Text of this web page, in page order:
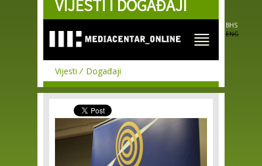
Skip to
main
VIJESTI I DOGAĐAJI
BHS
ENG
Vijesti Događaji